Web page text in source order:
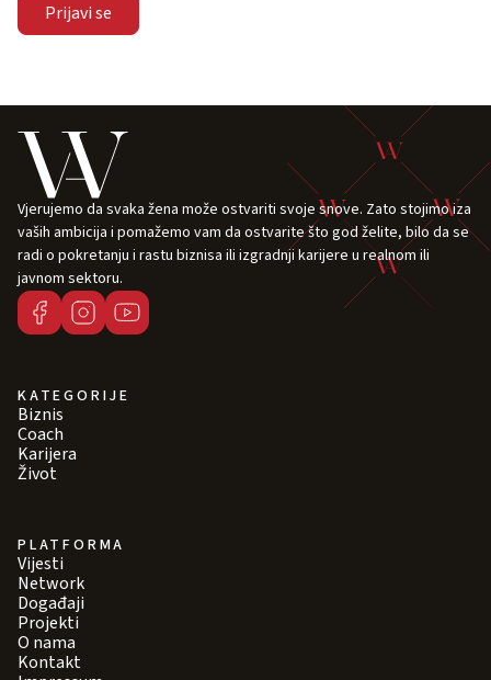
Prijavi se
Vjerujemo da svaka žena može ostvariti svoje snove. Zato stojimo iza
vaših ambicija i pomažemo vam da ostvarite što god želite, bilo da se
radi o pokretanju i rastu biznisa ili izgradnji karijere u realnom ili
javnom sektoru.
KATEGORIJE
Biznis
Coach
Karijera
Život
PLATFORMA
Vijesti
Network
Događaji
Projekti
O nama
Kontakt